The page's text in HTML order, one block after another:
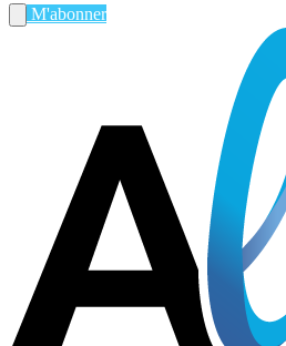
M'abonner